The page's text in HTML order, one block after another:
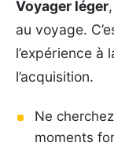
Voyager léger
au voyage.
l’expérience à
l’acquisition.
Ne
moments